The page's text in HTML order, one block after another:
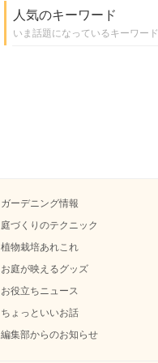
人気のキーワード
いま話題になっているキーワード
ガーデニング情報
庭づくりのテクニック
植物栽培あれこれ
お庭が映えるグッズ
お役立ちニュース
ちょっといいお話
編集部からのお知らせ